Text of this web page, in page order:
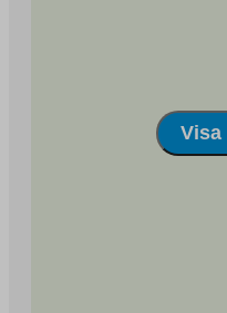
som betjänar hela
Kangas-området påVisa